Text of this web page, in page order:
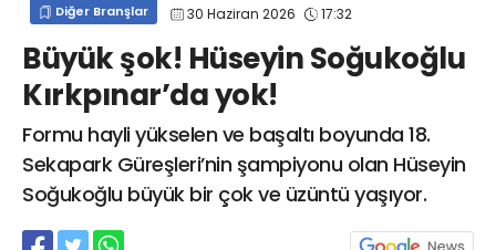
Diğer Branşlar 30 Haziran 2026 17:32
Büyük şok! Hüseyin Soğukoğlu
Kırkpınar’da yok!
Formu hayli yükselen ve başaltı boyunda 18.
Sekapark Güreşleri’nin şampiyonu olan Hüseyin
Soğukoğlu büyük bir çok ve üzüntü yaşıyor.
info@spor41.com